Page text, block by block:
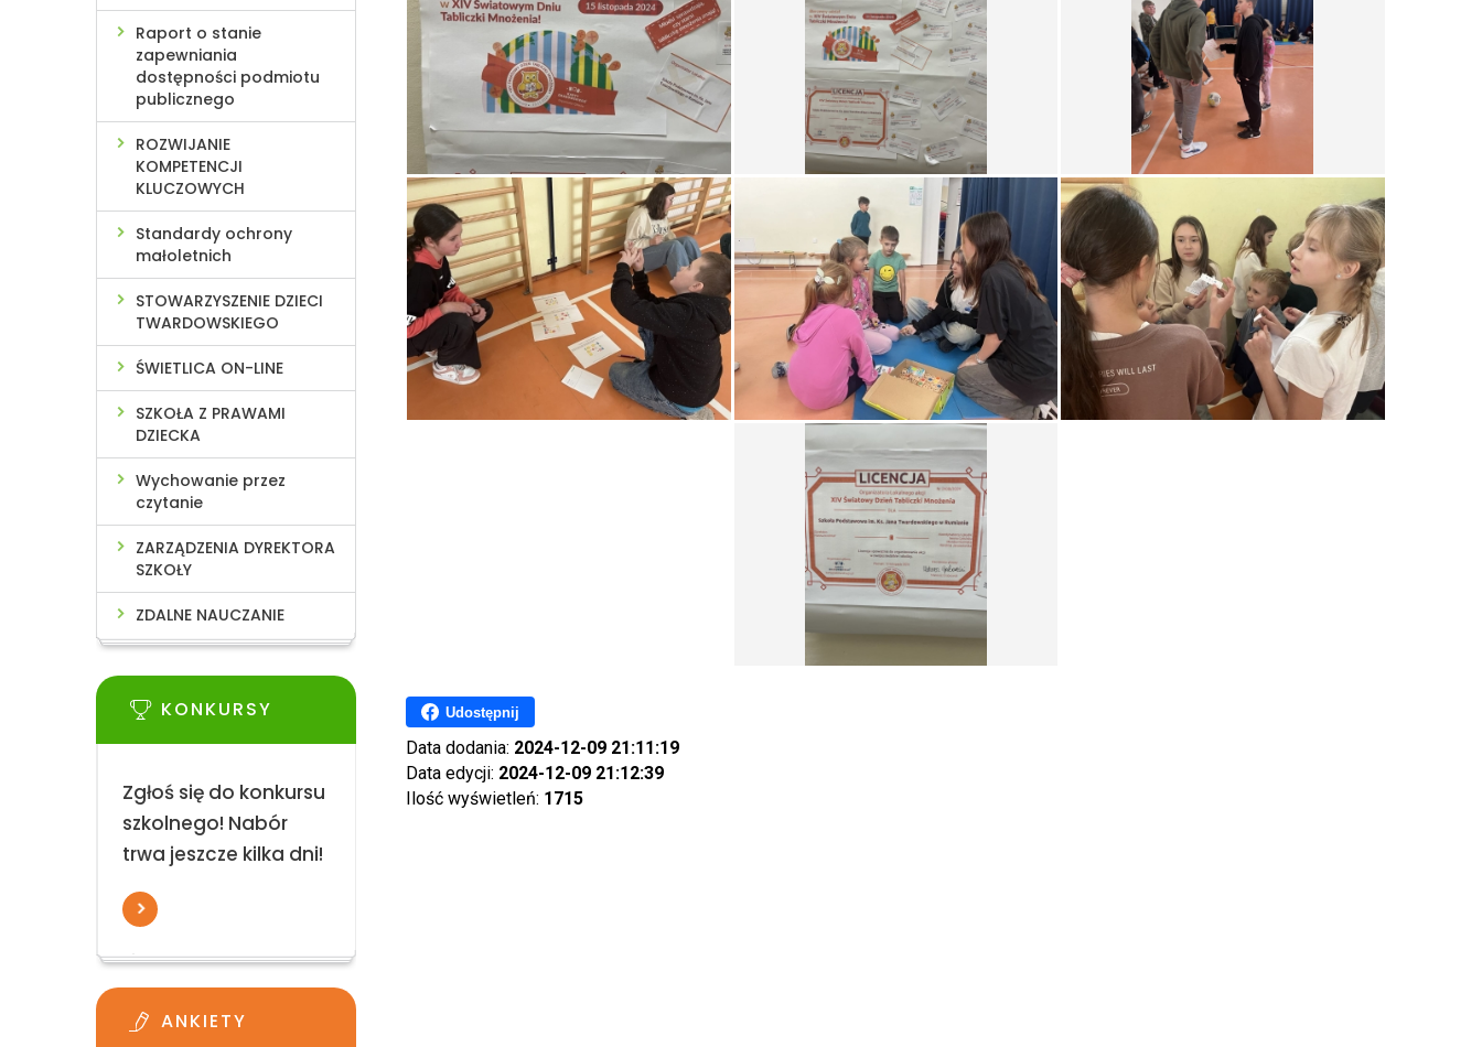
Udostępnij
Data dodania: 2024-12-09 21:11:19
Data edycji: 2024-12-09 21:12:39
Ilość wyświetleń: 1715
Raport o stanie
zapewniania
dostępności podmiotu
publicznego
ROZWIJANIE
KOMPETENCJI
KLUCZOWYCH
Standardy ochrony
małoletnich
STOWARZYSZENIE DZIECI
TWARDOWSKIEGO
ŚWIETLICA ON-LINE
SZKOŁA Z PRAWAMI
DZIECKA
Wychowanie przez
czytanie
ZARZĄDZENIA DYREKTORA
SZKOŁY
ZDALNE NAUCZANIE
KONKURSY
Zgłoś się do konkursu
szkolnego! Nabór
trwa jeszcze kilka dni!
ANKIETY